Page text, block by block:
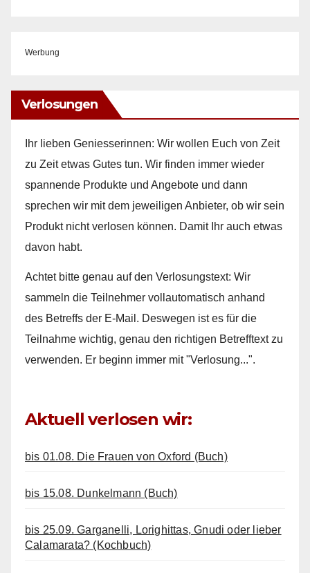
Werbung
Verlosungen
Ihr lieben Geniesserinnen: Wir wollen Euch von Zeit
zu Zeit etwas Gutes tun. Wir finden immer wieder
spannende Produkte und Angebote und dann
sprechen wir mit dem jeweiligen Anbieter, ob wir sein
Produkt nicht verlosen können. Damit Ihr auch etwas
davon habt.
Achtet bitte genau auf den Verlosungstext: Wir
sammeln die Teilnehmer vollautomatisch anhand
des Betreffs der E-Mail. Deswegen ist es für die
Teilnahme wichtig, genau den richtigen Betrefftext zu
verwenden. Er beginn immer mit "Verlosung...".
Aktuell verlosen wir:
bis 01.08. Die Frauen von Oxford (Buch)
bis 15.08. Dunkelmann (Buch)
bis 25.09. Garganelli, Lorighittas, Gnudi oder lieber
Calamarata? (Kochbuch)